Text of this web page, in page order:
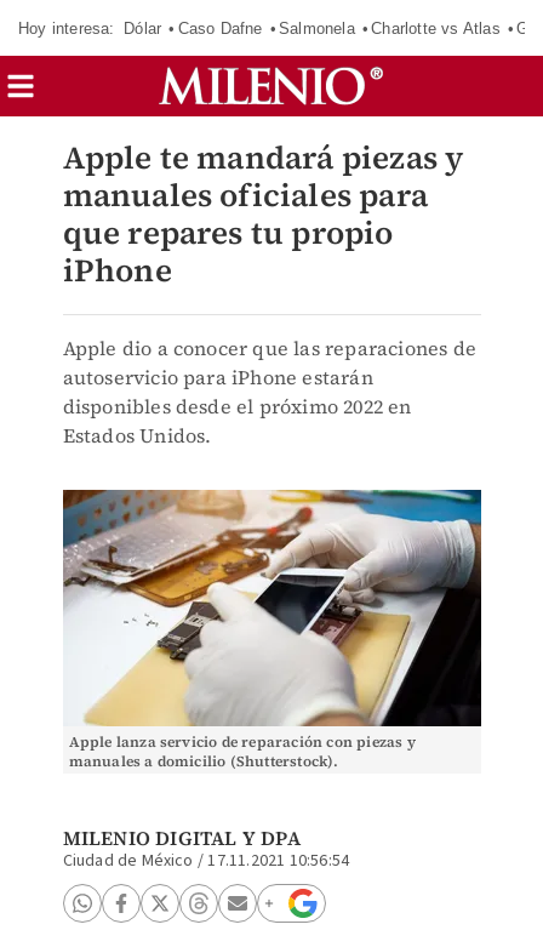
Hoy interesa: Dólar Caso Dafne Salmonela Charlotte vs Atlas
Apple te mandará piezas y
manuales oficiales para
que repares tu propio
iPhone
Apple dio a conocer que las reparaciones de
autoservicio para iPhone estarán
disponibles desde el próximo 2022 en
Estados Unidos.
Apple lanza servicio de reparación con piezas y
manuales a domicilio (Shutterstock).
MILENIO DIGITAL Y DPA
Ciudad de México /17.11.2021 10:56:54